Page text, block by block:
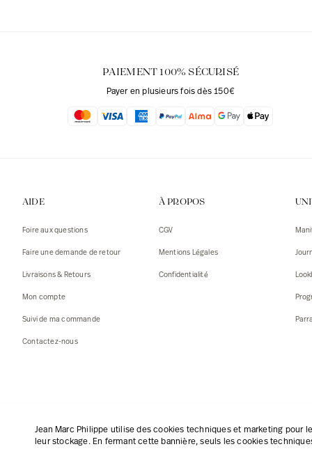
PAIEMENT 100% SÉCURISÉ
Payer en plusieurs fois dès 150€
AIDE
Foire aux questions
Faire une demande de retour
Livraisons & Retours
Mon compte
Suivi de ma commande
Contactez-nous
À PROPOS
CGV
Mentions Légales
Confidentialité
Jean Marc Philippe utilise des cookies techniques et marketing pour
leur stockage. En fermant cette bannière, seuls les cookies